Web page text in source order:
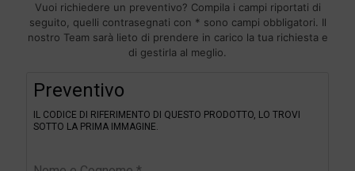
Vuoi richiedere un preventivo? Compila i campi riportati di
seguito, quelli contrasegnati con * sono campi obbligatori. Il
nostro Team sarà lieto di prendere in carico la tua richiesta e
di gestirla al meglio.
Preventivo
IL CODICE DI RIFERIMENTO DI QUESTO PRODOTTO, LO TROVI
SOTTO LA PRIMA IMMAGINE.